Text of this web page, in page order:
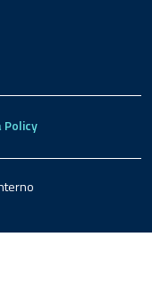
Policy